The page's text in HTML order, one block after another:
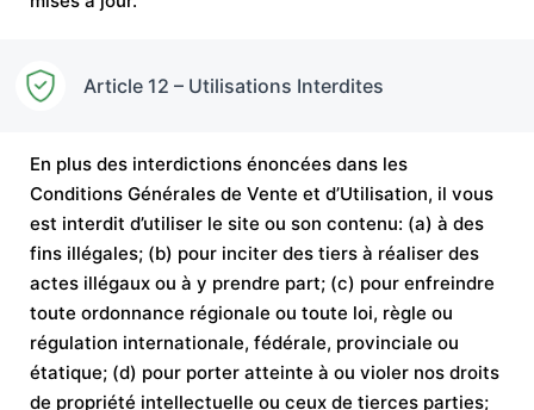
Article 12 – Utilisations Interdites
En plus des interdictions énoncées dans les
Conditions Générales de Vente et d’Utilisation, il vous
est interdit d’utiliser le site ou son contenu: (a) à des
fins illégales; (b) pour inciter des tiers à réaliser des
actes illégaux ou à y prendre part; (c) pour enfreindre
toute ordonnance régionale ou toute loi, règle ou
régulation internationale, fédérale, provinciale ou
étatique; (d) pour porter atteinte à ou violer nos droits
de propriété intellectuelle ou ceux de tierces parties;